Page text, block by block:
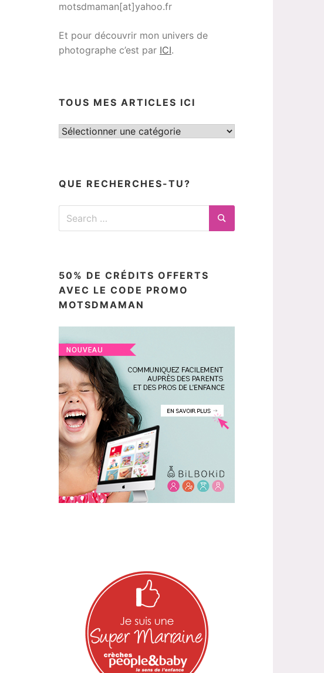
motsdmaman[at]yahoo.fr
Et pour découvrir mon univers de
photographe c’est par ICI.
TOUS MES ARTICLES ICI
Tous
QUE RECHERCHES-TU?
Search
Search
50% DE CRÉDITS OFFERTS
AVEC LE CODE PROMO
MOTSDMAMAN